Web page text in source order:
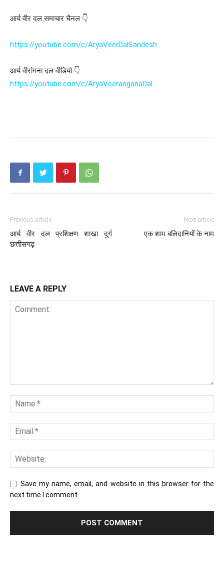
आर्य वीर दल समाचार चैनल 👇
https://youtube.com/c/AryaVeerDalSandesh
आर्य वीरांगना दल वीडियो 👇
https://youtube.com/c/AryaVeeranganaDal
Previous article
आर्य वीर दल प्रशिक्षण शाखा दुर्ग
छत्तीसगढ़
Next article
एक शाम बलिदानियों के नाम
LEAVE A REPLY
Save my name, email, and website in this browser for the
next time I comment.